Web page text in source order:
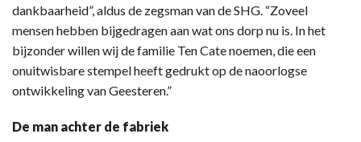
dankbaarheid”, aldus de zegsman van de SHG. “Zoveel
mensen hebben bijgedragen aan wat ons dorp nu is. In het
bijzonder willen wij de familie Ten Cate noemen, die een
onuitwisbare stempel heeft gedrukt op de naoorlogse
ontwikkeling van Geesteren.”
De man achter de fabriek